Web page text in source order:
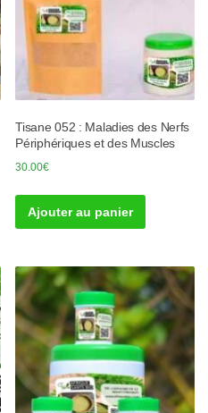
Tisane 052 : Maladies des Nerfs
Périphériques et des Muscles
30.00€
Ajouter au panier